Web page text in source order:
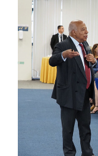
Leilão Público
Mapa do site
META 9 do
Pauta Digital
PJE
Plantão
Cadastrar
Listar